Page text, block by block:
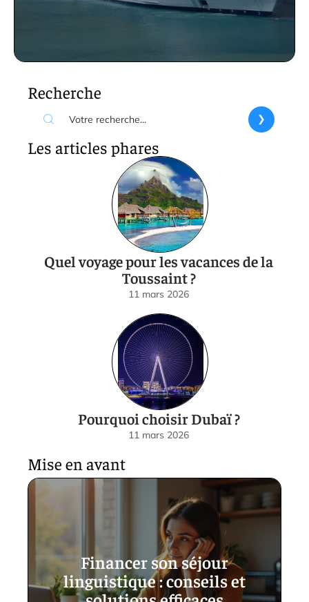
Recherche
Les articles phares
Quel voyage pour les vacances de la
Toussaint ?
11 mars 2026
Pourquoi choisir Dubaï ?
11 mars 2026
Mise en avant
Financer son séjour
linguistique : conseils et